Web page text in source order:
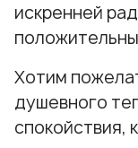
искренней
Хотим
душевного
спокойствия,